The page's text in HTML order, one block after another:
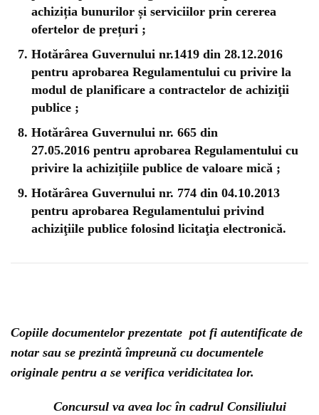
achiziția bunurilor și serviciilor prin cererea
ofertelor de prețuri ;
Hotărârea Guvernului nr.1419 din 28.12.2016
pentru aprobarea Regulamentului cu privire la
modul de planificare a contractelor de achiziţii
publice ;
Hotărârea Guvernului nr. 665 din
27.05.2016 pentru aprobarea Regulamentului cu
privire la achizițiile publice de valoare mică ;
Hotărârea Guvernului nr. 774 din 04.10.2013
pentru aprobarea Regulamentului privind
achiziţiile publice folosind licitaţia electronică.
Copiile documentelor prezentate pot fi autentificate de
notar sau se prezintă împreună cu documentele
originale pentru a se verifica veridicitatea lor.
Concursul va avea loc în cadrul Consiliului